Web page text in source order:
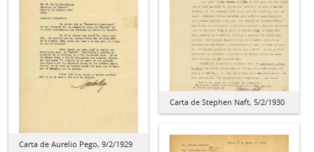
Carta de Stephen Naft, 5/2/1930
Carta de Aurelio Pego, 9/2/1929